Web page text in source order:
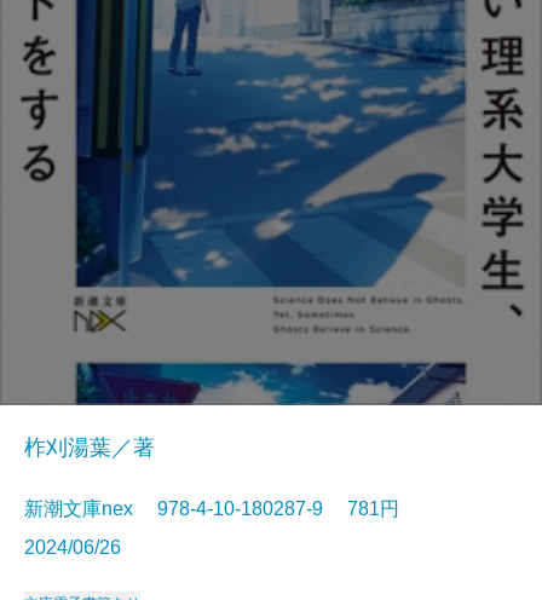
柞刈湯葉／著
新潮文庫nex 978-4-10-180287-9 781円
2024/06/26